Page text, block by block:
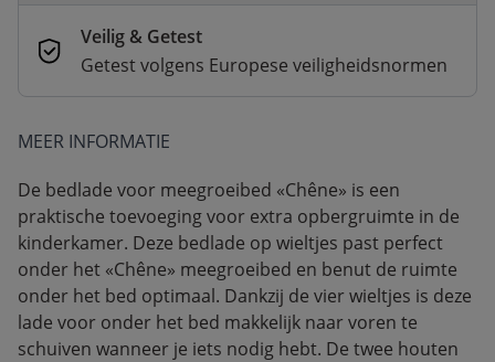
Veilig & Getest
Getest volgens Europese veiligheidsnormen
MEER INFORMATIE
De bedlade voor meegroeibed «Chêne» is een
praktische toevoeging voor extra opbergruimte in de
kinderkamer. Deze bedlade op wieltjes past perfect
onder het «Chêne» meegroeibed en benut de ruimte
onder het bed optimaal. Dankzij de vier wieltjes is deze
lade voor onder het bed makkelijk naar voren te
schuiven wanneer je iets nodig hebt. De twee houten